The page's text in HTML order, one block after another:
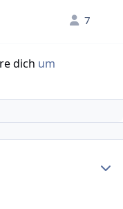
7
dich um